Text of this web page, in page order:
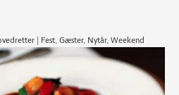
| Fest, Gæster, Nytår, Weekend